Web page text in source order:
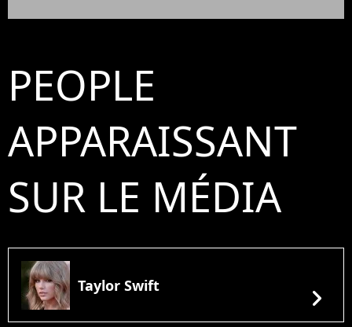
PEOPLE
APPARAISSANT
SUR LE MÉDIA
Taylor Swift chevron_right